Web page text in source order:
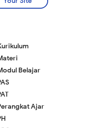
Belajar
Ajar